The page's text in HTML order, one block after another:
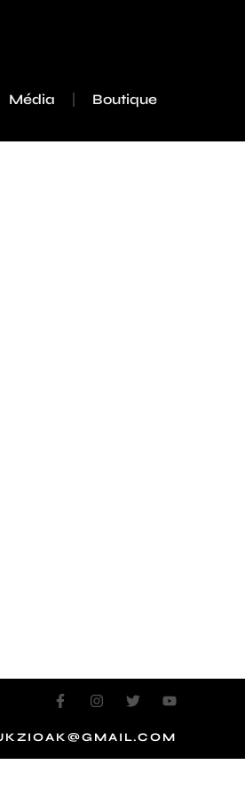
Média Boutique